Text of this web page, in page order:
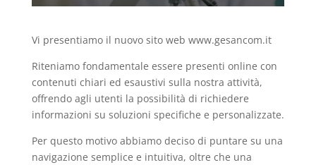
Vi presentiamo il nuovo sito web www.gesancom.it
Riteniamo fondamentale essere presenti online con
contenuti chiari ed esaustivi sulla nostra attività,
offrendo agli utenti la possibilità di richiedere
informazioni su soluzioni specifiche e personalizzate.
Per questo motivo abbiamo deciso di puntare su una
navigazione semplice e intuitiva, oltre che una